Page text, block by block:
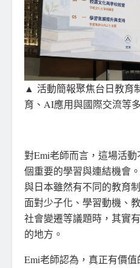
▲ 活動簡報聚焦台日教育
育、AI應用與國際交流等
對Emi老師而言，這場活
個重要的學習與連結機會
與日本雖然有不同的教育
面對少子化、學習動機、
社會變遷等議題時，其實
的地方。
Emi老師認為，真正有價